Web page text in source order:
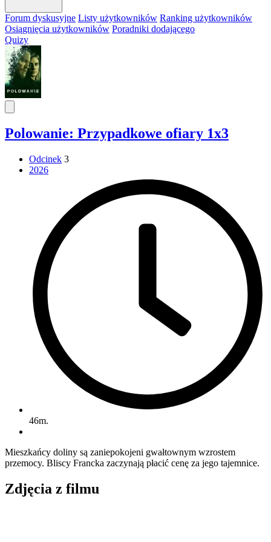
Forum dyskusyjne Listy użytkowników Ranking użytkowników
Osiągnięcia użytkowników Poradniki dodającego
Quizy
Polowanie: Przypadkowe ofiary 1x3
Odcinek 3
2026
46m.
Mieszkańcy doliny są zaniepokojeni gwałtownym wzrostem
przemocy. Bliscy Francka zaczynają płacić cenę za jego tajemnice.
Zdjęcia z filmu